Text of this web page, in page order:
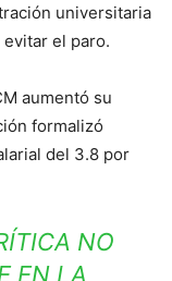
universitaria
el paro.
aumentó su
formalizó
del 3.8 por
NO
EN LA